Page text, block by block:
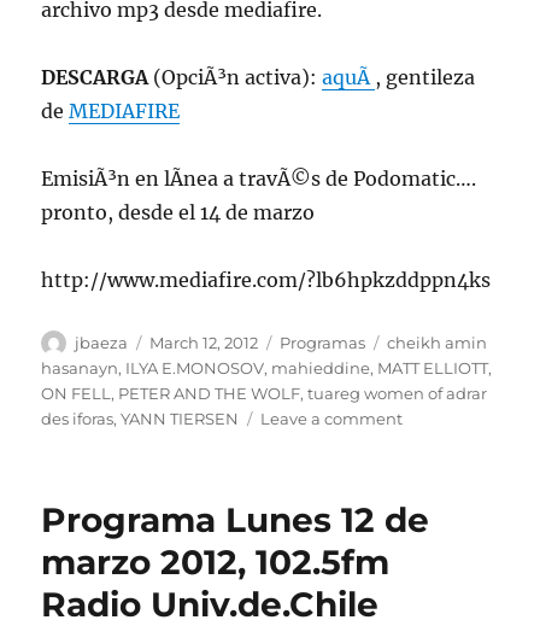
archivo mp3 desde mediafire.
DESCARGA (OpciÃ³n activa):aquÃ­ , gentileza
deMEDIAFIRE
EmisiÃ³n en lÃ­nea a travÃ©s de Podomatic….
pronto, desde el 14 de marzo
http://www.mediafire.com/?lb6hpkzddppn4ks
Author
jbaeza
Posted
on
March 12, 2012 Categories
Programas Tags
cheikh amin
hasanayn, ILYA E.MONOSOV, mahieddine, MATT ELLIOTT,
ON FELL , PETER AND THE WOLF,tuareg women of adrar
des iforas,YANN TIERSEN Leave a commenton
2012
Programa Lunes 12 de
marzo 2012, 102.5fm
Radio Univ.de.Chile